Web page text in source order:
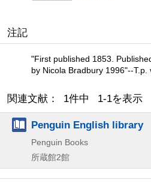
注記
"First published 1853.
by Nicola Bradbury 1996"--T.p.
関連文献： 1件中 1-1を表示
Penguin English library
Penguin Books
所蔵館2館